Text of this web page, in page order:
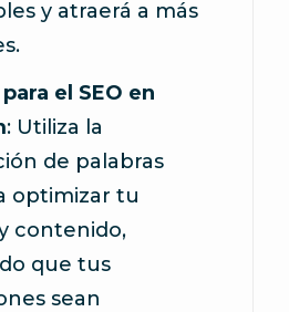
y atraerá a más
el SEO en
: Utiliza la
de palabras
optimizar tu
contenido,
que tus
sean